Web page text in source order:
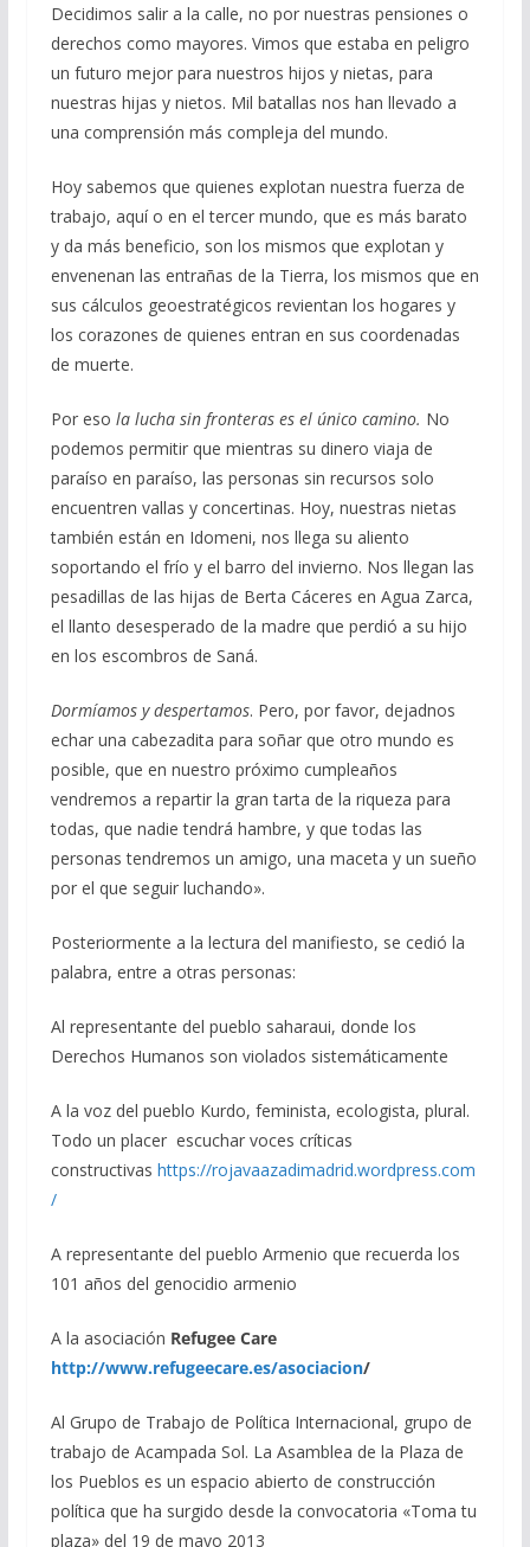
Decidimos salir a la calle, no por nuestras pensiones o
derechos como mayores. Vimos que estaba en peligro
un futuro mejor para nuestros hijos y nietas, para
nuestras hijas y nietos. Mil batallas nos han llevado a
una comprensión más compleja del mundo.
Hoy sabemos que quienes explotan nuestra fuerza de
trabajo, aquí o en el tercer mundo, que es más barato
y da más beneficio, son los mismos que explotan y
envenenan las entrañas de la Tierra, los mismos que en
sus cálculos geoestratégicos revientan los hogares y
los corazones de quienes entran en sus coordenadas
de muerte.
Por eso la lucha sin fronteras es el único camino. No
podemos permitir que mientras su dinero viaja de
paraíso en paraíso, las personas sin recursos solo
encuentren vallas y concertinas. Hoy, nuestras nietas
también están en Idomeni, nos llega su aliento
soportando el frío y el barro del invierno. Nos llegan las
pesadillas de las hijas de Berta Cáceres en Agua Zarca,
el llanto desesperado de la madre que perdió a su hijo
en los escombros de Saná.
Dormíamos y despertamos. Pero, por favor, dejadnos
echar una cabezadita para soñar que otro mundo es
posible, que en nuestro próximo cumpleaños
vendremos a repartir la gran tarta de la riqueza para
todas, que nadie tendrá hambre, y que todas las
personas tendremos un amigo, una maceta y un sueño
por el que seguir luchando».
Posteriormente a la lectura del manifiesto, se cedió la
palabra, entre a otras personas:
Al representante del pueblo saharaui, donde los
Derechos Humanos son violados sistemáticamente
A la voz del pueblo Kurdo, feminista, ecologista, plural.
Todo un placer escuchar voces críticas
constructivas https://rojavaazadimadrid.wordpress.com
/
A representante del pueblo Armenio que recuerda los
101 años del genocidio armenio
A la asociación Refugee Care
http://www.refugeecare.es/asociacion/
Al Grupo de Trabajo de Política Internacional, grupo de
trabajo de Acampada Sol. La Asamblea de la Plaza de
los Pueblos es un espacio abierto de construcción
política que ha surgido desde la convocatoria «Toma tu
plaza» del 19 de mayo 2013